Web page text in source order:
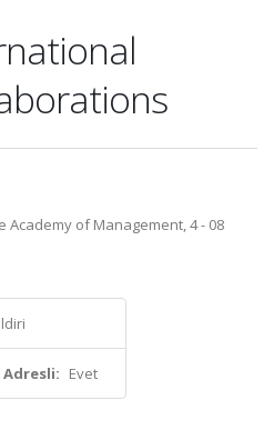
Academy of Management, 4 - 08
Adresli: Evet